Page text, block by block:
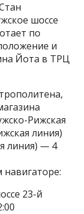
шоссе
по
и
Йота в ТРЦ
Рижская
линия)
линия) — 4
23-й